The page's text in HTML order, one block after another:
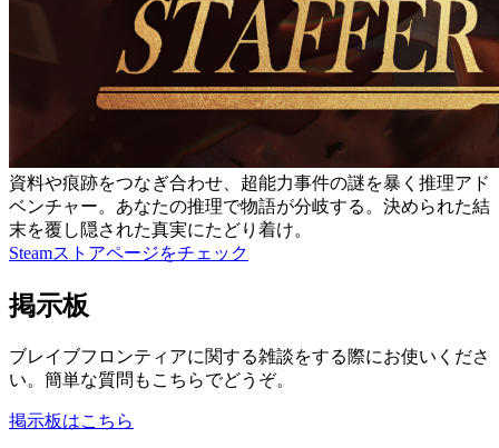
資料や痕跡をつなぎ合わせ、超能力事件の謎を暴く推理アド
ベンチャー。あなたの推理で物語が分岐する。決められた結
末を覆し隠された真実にたどり着け。
Steamストアページをチェック
掲示板
ブレイブフロンティアに関する雑談をする際にお使いくださ
い。簡単な質問もこちらでどうぞ。
掲示板はこちら